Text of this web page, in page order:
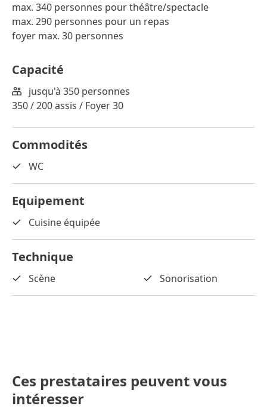
max. 340 personnes pour théâtre/spectacle
max. 290 personnes pour un repas
foyer max. 30 personnes
Capacité
jusqu'à 350 personnes
350 / 200 assis / Foyer 30
Commodités
WC
Equipement
Cuisine équipée
Technique
Scène Sonorisation
Ces prestataires peuvent vous
intéresser